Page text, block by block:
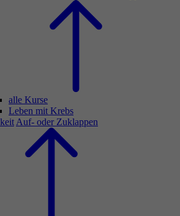
alle Kurse
Leben mit Krebs
Auf- oder Zuklappen